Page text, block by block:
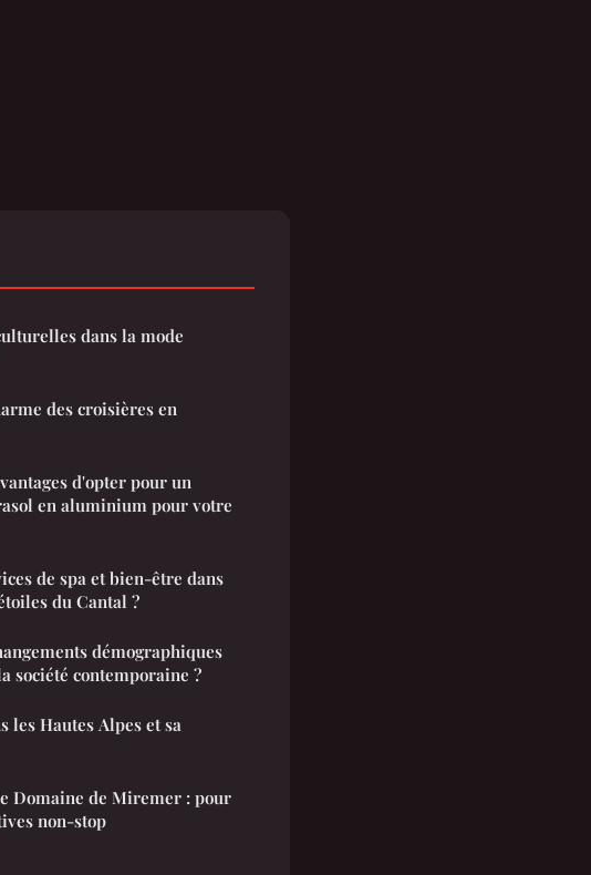
dans la mode
des croisières en
d'opter pour un
en aluminium pour votre
de spa et bien-être dans
du Cantal ?
démographiques
société contemporaine ?
les Hautes Alpes et sa
Domaine de Miremer : pour
non-stop